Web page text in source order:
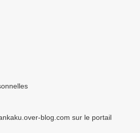
blog.com sur le portail